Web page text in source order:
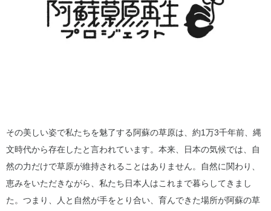
その美しい姿で私たちを魅了する阿蘇の草原は、約1万3千年前、縄
文時代から存在したと言われています。本来、日本の気候では、自
然の力だけで草原が維持されることはありません。自然に関わり、
恵みをいただきながら、私たち日本人はこれまで暮らしてきまし
た。つまり、人と自然が手をとり合い、育んできた場所が阿蘇の草